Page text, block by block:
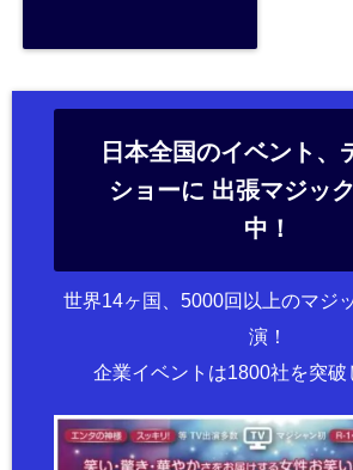
日本全国のイベント、
ショーに 出張マジッ
中！
世界14ヶ国、5000回以上のマジ
演！
企業イベントは1800社を突破